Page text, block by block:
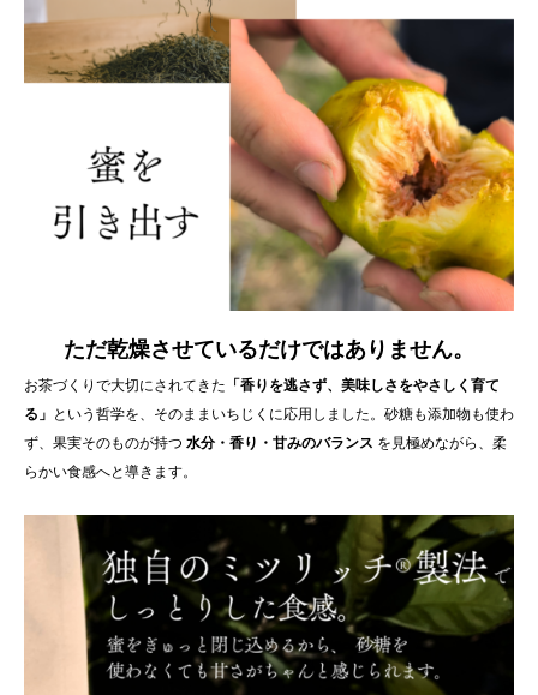
ただ乾燥させているだけではありません。
お茶づくりで大切にされてきた 「香りを逃さず、美味しさをやさしく育て
る」 という哲学を、そのままいちじくに応用しました。砂糖も添加物も使わ
ず、果実そのものが持つ 水分・香り・甘みのバランス を見極めながら、柔
らかい食感へと導きます。